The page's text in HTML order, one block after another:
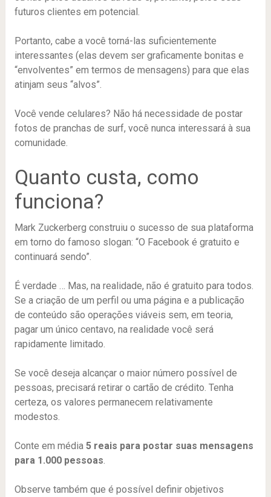
futuros clientes em potencial.
Portanto, cabe a você torná-las suficientemente
interessantes (elas devem ser graficamente bonitas e
“envolventes” em termos de mensagens) para que elas
atinjam seus “alvos”.
Você vende celulares? Não há necessidade de postar
fotos de pranchas de surf, você nunca interessará à sua
comunidade.
Quanto custa, como
funciona?
Mark Zuckerberg construiu o sucesso de sua plataforma
em torno do famoso slogan: “O Facebook é gratuito e
continuará sendo”.
É verdade … Mas, na realidade, não é gratuito para todos.
Se a criação de um perfil ou uma página e a publicação
de conteúdo são operações viáveis ​​sem, em teoria,
pagar um único centavo, na realidade você será
rapidamente limitado.
Se você deseja alcançar o maior número possível de
pessoas, precisará retirar o cartão de crédito. Tenha
certeza, os valores permanecem relativamente
modestos.
Conte em média5 reais para postar suas mensagens
para 1.000 pessoas.
Observe também que é possível definir objetivos